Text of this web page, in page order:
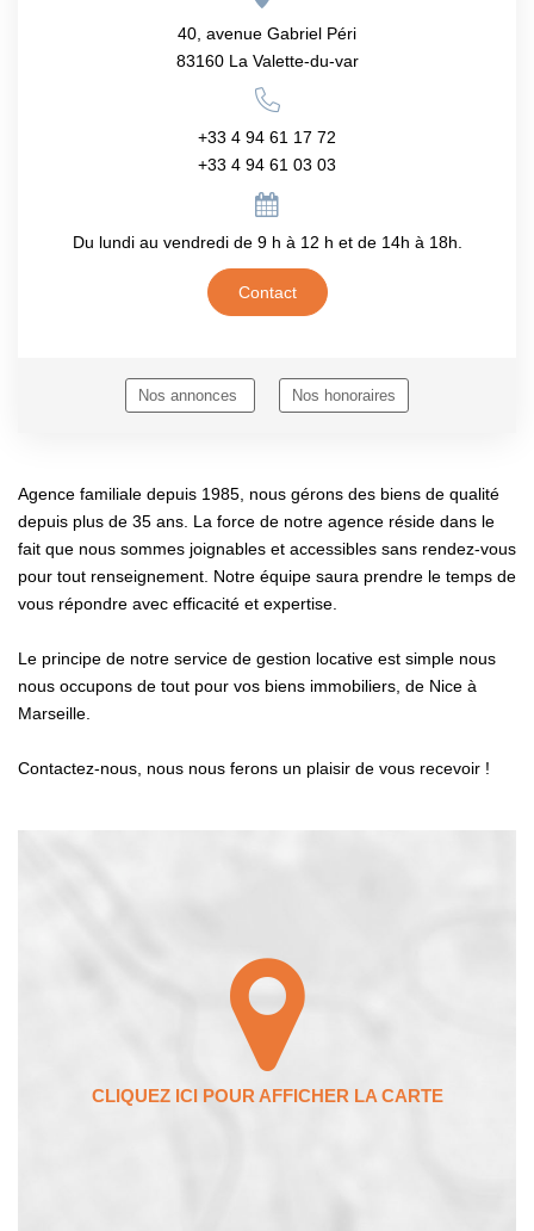
40, avenue Gabriel Péri
83160 La Valette-du-var
+33 4 94 61 17 72
+33 4 94 61 03 03
Du lundi au vendredi de 9 h à 12 h et de 14h à 18h.
Contact
Nos annonces Nos honoraires
Agence familiale depuis 1985, nous gérons des biens de qualité
depuis plus de 35 ans. La force de notre agence réside dans le
fait que nous sommes joignables et accessibles sans rendez-vous
pour tout renseignement. Notre équipe saura prendre le temps de
vous répondre avec efficacité et expertise.
Le principe de notre service de gestion locative est simple nous
nous occupons de tout pour vos biens immobiliers, de Nice à
Marseille.
Contactez-nous, nous nous ferons un plaisir de vous recevoir !